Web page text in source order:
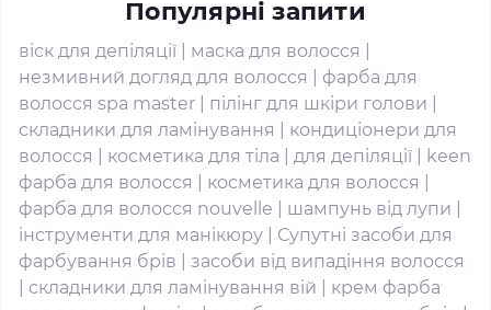
Популярні запити
віск для депіляції маска для волосся
незмивний догляд для волосся
фарба для
волосся spa master
пілінг для шкіри голови
складники для ламінування
кондиціонери для
волосся
косметика для тіла для депіляції
keen
фарба для волосся
косметика для волосся
фарба для волосся nouvelle
шампунь від лупи
інструменти для манікюру
Супутні засоби для
фарбування брів
засоби від випадіння волосся
складники для ламінування вій
крем фарба